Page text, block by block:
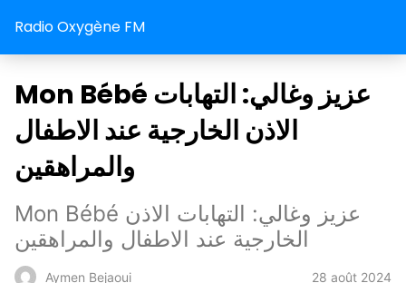
Radio Oxygène FM
Mon Bébé عزيز وغالي: التهابات
الاذن الخارجية عند الاطفال
والمراهقين
Mon Bébé عزيز وغالي: التهابات الاذن
الخارجية عند الاطفال والمراهقين
Aymen Bejaoui 28 août 2024